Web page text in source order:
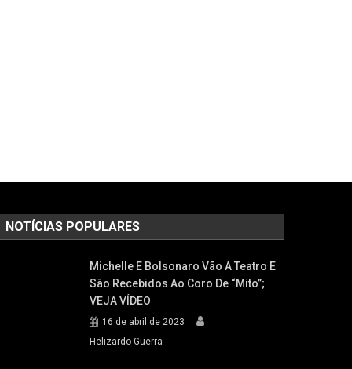
NOTÍCIAS POPULARES
Michelle E Bolsonaro Vão A Teatro E
São Recebidos Ao Coro De “mito”;
VEJA VÍDEO
16 de abril de 2023
Helizardo Guerra